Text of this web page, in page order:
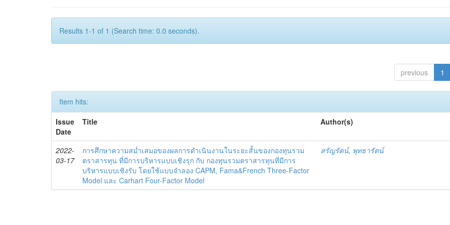
Results 1-1 of 1 (Search time: 0.0 seconds).
previous 1
Item hits:
Issue
Date
Title Author(s)
2022-
03-17
การศึกษาความสม่ำเสมอของผลการดำเนินงานในระยะสั้นของกองทุนรวม
ตราสารทุน ที่มีการบริหารแบบเชิงรุก กับ กองทุนรวมตราสารทุนที่มีการ
บริหารแบบเชิงรับ โดยใช้แบบจำลอง CAPM, Fama&French Three-Factor
Model และ Carhart Four-Factor Model
สรัญรัตน์, พุทธารัตน์